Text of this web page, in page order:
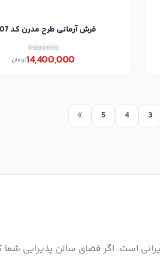
فرش آرمانی طرح مدرن کد 7607
17,800,000
14,400,000تومان
3
4
5
»
است. اگر فضای سالن پذیرایی شما